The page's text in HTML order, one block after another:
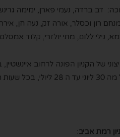
דב ברדה, נעמי פארן, ימימה
רון וכסלר, אורה זק, נעה חן,
נילי ללום, מתי יולזרי, קלוד אמסלם
של הקניון הפונה לרחוב
היממה.
רמת אביב: